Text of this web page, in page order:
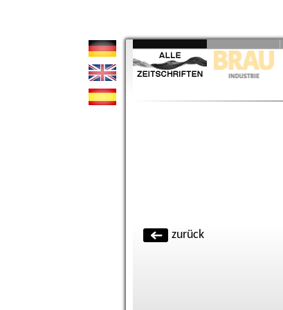
zurück